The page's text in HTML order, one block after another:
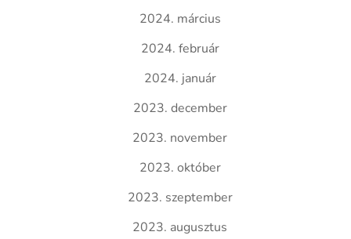
2024. március
2024. február
2024. január
2023. december
2023. november
2023. október
2023. szeptember
2023. augusztus